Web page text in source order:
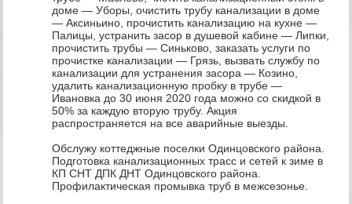
доме — Уборы, очистить трубу канализации в доме
— Аксиньино, прочистить канализацию на кухне —
Палицы, устранить засор в душевой кабине — Липки,
прочистить трубы — Синьково, заказать услуги по
прочистке канализации — Грязь, вызвать службу по
канализации для устранения засора — Козино,
удалить канализационную пробку в трубе —
Ивановка до 30 июня 2020 года можно со скидкой в
50% за каждую вторую трубу. Акция
распространяется на все аварийные выезды.
Обслужу коттеджные поселки Одинцовского района.
Подготовка канализационных трасс и сетей к зиме в
КП СНТ ДПК ДНТ Одинцовского района.
Профилактическая промывка труб в межсезонье.